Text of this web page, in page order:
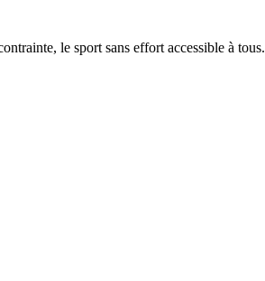
le sport sans effort accessible à tous.